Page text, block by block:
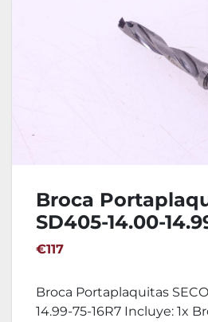
Broca
SD405-14.00-
€117
Broca Portaplaquitas
14.99-75-16R7 Incluye: 1x